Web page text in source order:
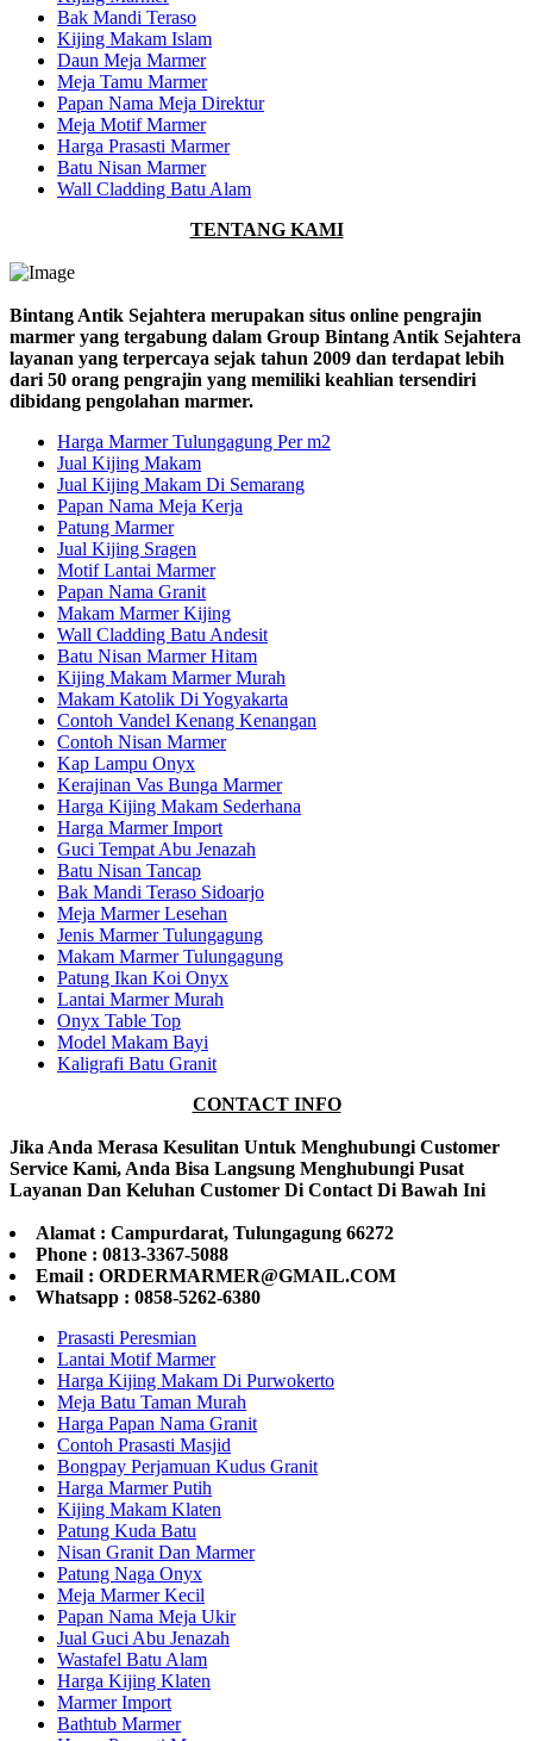
Bak Mandi Teraso
Kijing Makam Islam
Daun Meja Marmer
Meja Tamu Marmer
Papan Nama Meja Direktur
Meja Motif Marmer
Harga Prasasti Marmer
Batu Nisan Marmer
Wall Cladding Batu Alam
TENTANG KAMI
Bintang Antik Sejahtera merupakan situs online pengrajin
marmer yang tergabung dalam Group Bintang Antik Sejahtera
layanan yang terpercaya sejak tahun 2009 dan terdapat lebih
dari 50 orang pengrajin yang memiliki keahlian tersendiri
dibidang pengolahan marmer.
Harga Marmer Tulungagung Per m2
Jual Kijing Makam
Jual Kijing Makam Di Semarang
Papan Nama Meja Kerja
Patung Marmer
Jual Kijing Sragen
Motif Lantai Marmer
Papan Nama Granit
Makam Marmer Kijing
Wall Cladding Batu Andesit
Batu Nisan Marmer Hitam
Kijing Makam Marmer Murah
Makam Katolik Di Yogyakarta
Contoh Vandel Kenang Kenangan
Contoh Nisan Marmer
Kap Lampu Onyx
Kerajinan Vas Bunga Marmer
Harga Kijing Makam Sederhana
Harga Marmer Import
Guci Tempat Abu Jenazah
Batu Nisan Tancap
Bak Mandi Teraso Sidoarjo
Meja Marmer Lesehan
Jenis Marmer Tulungagung
Makam Marmer Tulungagung
Patung Ikan Koi Onyx
Lantai Marmer Murah
Onyx Table Top
Model Makam Bayi
Kaligrafi Batu Granit
CONTACT INFO
Jika Anda Merasa Kesulitan Untuk Menghubungi Customer
Service Kami, Anda Bisa Langsung Menghubungi Pusat
Layanan Dan Keluhan Customer Di Contact Di Bawah Ini
Alamat : Campurdarat, Tulungagung 66272
Phone : 0813-3367-5088
Email : ORDERMARMER@GMAIL.COM
Whatsapp : 0858-5262-6380
Prasasti Peresmian
Lantai Motif Marmer
Harga Kijing Makam Di Purwokerto
Meja Batu Taman Murah
Harga Papan Nama Granit
Contoh Prasasti Masjid
Bongpay Perjamuan Kudus Granit
Harga Marmer Putih
Kijing Makam Klaten
Patung Kuda Batu
Nisan Granit Dan Marmer
Patung Naga Onyx
Meja Marmer Kecil
Papan Nama Meja Ukir
Jual Guci Abu Jenazah
Wastafel Batu Alam
Harga Kijing Klaten
Marmer Import
Bathtub Marmer